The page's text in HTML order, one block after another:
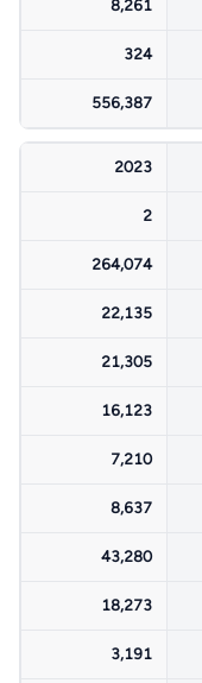
8,261
324
556,387
2023
2
264,074
22,135
21,305
16,123
7,210
8,637
43,280
18,273
3,191